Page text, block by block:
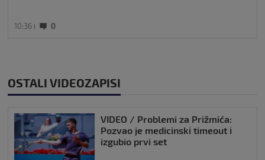
10:36 0
OSTALI VIDEOZAPISI
VIDEO / Problemi za Prižmića:
Pozvao je medicinski timeout i
izgubio prvi set